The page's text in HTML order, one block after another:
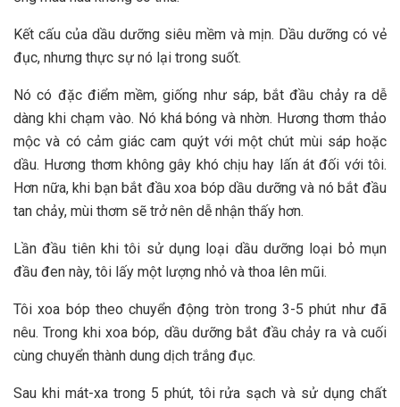
Kết cấu của dầu dưỡng siêu mềm và mịn. Dầu dưỡng có vẻ
đục, nhưng thực sự nó lại trong suốt.
Nó có đặc điểm mềm, giống như sáp, bắt đầu chảy ra dễ
dàng khi chạm vào. Nó khá bóng và nhờn. Hương thơm thảo
mộc và có cảm giác cam quýt với một chút mùi sáp hoặc
dầu. Hương thơm không gây khó chịu hay lấn át đối với tôi.
Hơn nữa, khi bạn bắt đầu xoa bóp dầu dưỡng và nó bắt đầu
tan chảy, mùi thơm sẽ trở nên dễ nhận thấy hơn.
Lần đầu tiên khi tôi sử dụng loại dầu dưỡng loại bỏ mụn
đầu đen này, tôi lấy một lượng nhỏ và thoa lên mũi.
Tôi xoa bóp theo chuyển động tròn trong 3-5 phút như đã
nêu. Trong khi xoa bóp, dầu dưỡng bắt đầu chảy ra và cuối
cùng chuyển thành dung dịch trắng đục.
Sau khi mát-xa trong 5 phút, tôi rửa sạch và sử dụng chất